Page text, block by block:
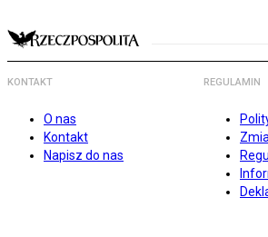
KONTAKT
O nas
Kontakt
Napisz do nas
REGULAMIN